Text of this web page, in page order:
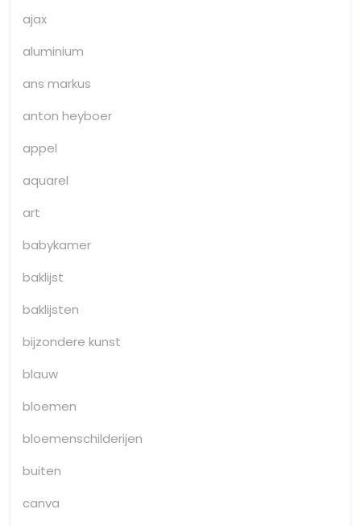
ajax
aluminium
ans markus
anton heyboer
appel
aquarel
art
babykamer
baklijst
baklijsten
bijzondere kunst
blauw
bloemen
bloemenschilderijen
buiten
canva